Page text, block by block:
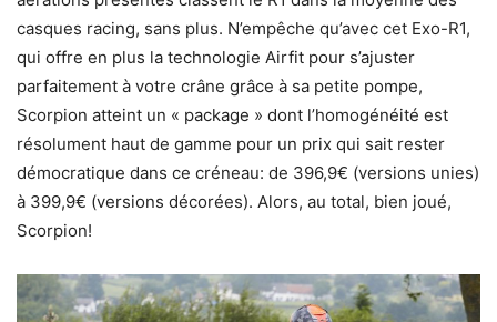
casques racing, sans plus. N’empêche qu’avec cet Exo-R1,
qui offre en plus la technologie Airfit pour s’ajuster
parfaitement à votre crâne grâce à sa petite pompe,
Scorpion atteint un « package » dont l’homogénéité est
résolument haut de gamme pour un prix qui sait rester
démocratique dans ce créneau: de 396,9€ (versions unies)
à 399,9€ (versions décorées). Alors, au total, bien joué,
Scorpion!